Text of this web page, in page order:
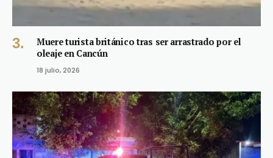
Muere turista británico tras ser arrastrado por el
oleaje en Cancún
18 julio, 2026